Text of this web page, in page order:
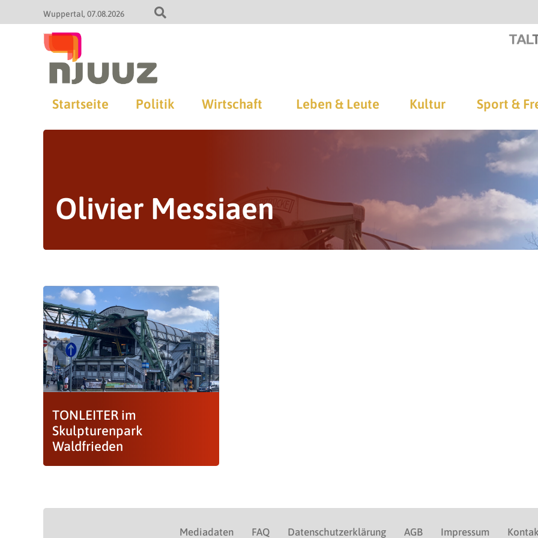
Wuppertal 07.08.2026
Startseite Politik Wirtschaft Leben & Leute Kultur Sport &
Olivier Messiaen
TONLEITER im
Skulpturenpark
Waldfrieden
Mediadaten FAQ Datenschutzerklärung AGB Impressum